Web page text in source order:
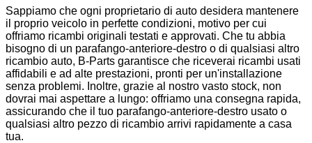
Sappiamo che ogni proprietario di auto desidera mantenere
il proprio veicolo in perfette condizioni, motivo per cui
offriamo ricambi originali testati e approvati. Che tu abbia
bisogno di un parafango-anteriore-destro o di qualsiasi altro
ricambio auto, B-Parts garantisce che riceverai ricambi usati
affidabili e ad alte prestazioni, pronti per un'installazione
senza problemi. Inoltre, grazie al nostro vasto stock, non
dovrai mai aspettare a lungo: offriamo una consegna rapida,
assicurando che il tuo parafango-anteriore-destro usato o
qualsiasi altro pezzo di ricambio arrivi rapidamente a casa
tua.